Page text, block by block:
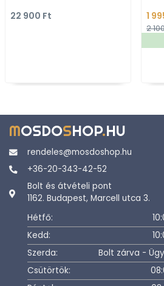
22 900 Ft
1
2
MOSDOSHOP.HU
rendeles@mosdoshop.hu
+36-20-343-42-52
Bolt és átvételi pont
1162. Budapest, Marcell utca 3.
Hétfő:
Kedd:
Szerda:
Bolt zárva -
Csütörtök: